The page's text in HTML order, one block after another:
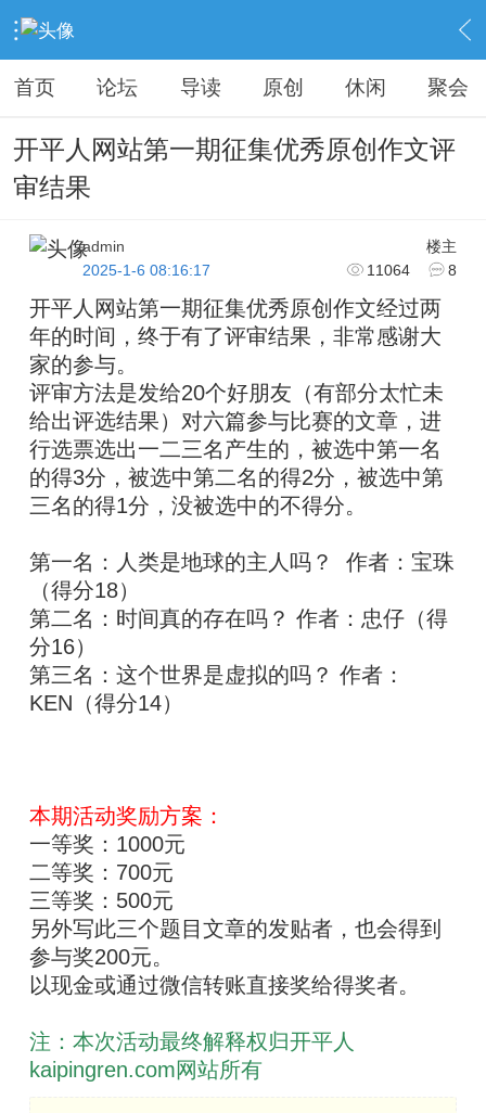
› KAIPINGREN › 原创之作 › 内容
首页 论坛 导读 原创 休闲 聚会
开平人网站第一期征集优秀原创作文评
审结果
楼主
admin
11064
8
2025-1-6 08:16:17
开平人网站第一期征集优秀原创作文经过两
年的时间，终于有了评审结果，非常感谢大
家的参与。
评审方法是发给20个好朋友（有部分太忙未
给出评选结果）对六篇参与比赛的文章，进
行选票选出一二三名产生的，被选中第一名
的得3分，被选中第二名的得2分，被选中第
三名的得1分，没被选中的不得分。
第一名：人类是地球的主人吗？ 作者：宝珠
（得分18）
第二名：时间真的存在吗？ 作者：忠仔（得
分16）
第三名：这个世界是虚拟的吗？ 作者：
KEN（得分14）
本期活动奖励方案：
一等奖：1000元
二等奖：700元
三等奖：500元
另外写此三个题目文章的发贴者，也会得到
参与奖200元。
以现金或通过微信转账直接奖给得奖者。
注：本次活动最终解释权归开平人
kaipingren.com网站所有